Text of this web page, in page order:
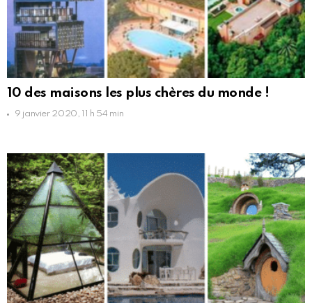
10 des maisons les plus chères du monde !
9 janvier 2020, 11 h 54 min